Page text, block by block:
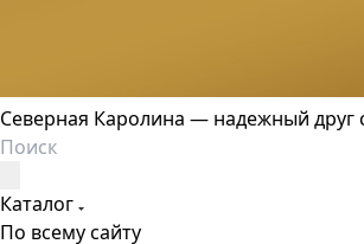
Северная Каролина — надежный друг
Каталог
По всему сайту